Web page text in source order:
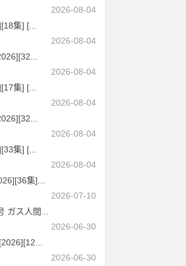
2026-08-04
集] [...
2026-08-04
2026-08-04
集] [...
2026-08-04
2026-08-04
集] [...
2026-08-04
集]...
2026-07-10
ガス人間...
2026-06-30
2026-06-30